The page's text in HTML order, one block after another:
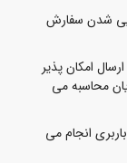
شدن سفارش
امکان‌ پذیر
و زیان محاسبه می‌
انجام می‌